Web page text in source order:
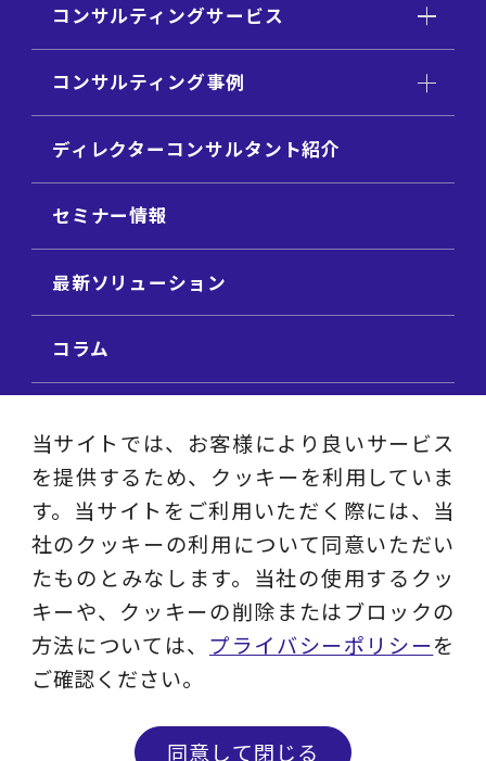
コンサルティングサービス
コンサルティング事例
ディレクターコンサルタント紹介
セミナー情報
最新ソリューション
コラム
ビジネステーマ解説集
動画ライブラリ
採用サイト
プライバシーポリシー
ソーシャルメディアアカウントポリシー
当サイトでは、お客様により良いサービス
を提供するため、クッキーを利用していま
す。当サイトをご利用いただく際には、当
社のクッキーの利用について同意いただい
たものとみなします。当社の使用するクッ
キーや、クッキーの削除またはブロックの
方法については、 プライバシーポリシーを
ご確認ください。
同意して閉じる